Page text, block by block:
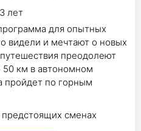
лет
для опытных
видели и мечтают о новых
преодолеют
км в автономном
пройдет по горным
сменах